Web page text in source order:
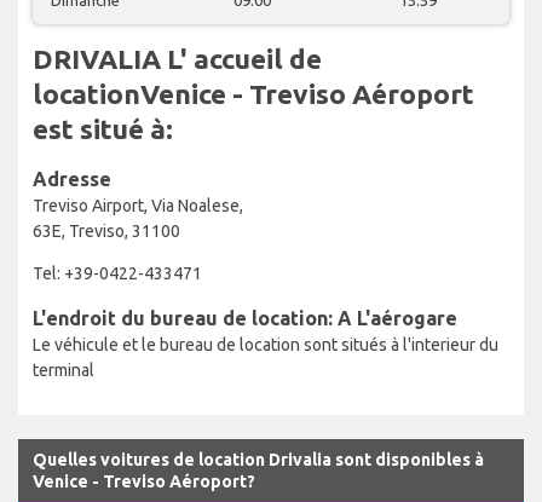
DRIVALIA L' accueil de
locationVenice - Treviso Aéroport
est situé à:
Adresse
Treviso Airport, Via Noalese,
63E, Treviso, 31100
Tel: +39-0422-433471
L'endroit du bureau de location: A L'aérogare
Le véhicule et le bureau de location sont situés à l'interieur du
terminal
Quelles voitures de location Drivalia sont disponibles à
Venice - Treviso Aéroport?